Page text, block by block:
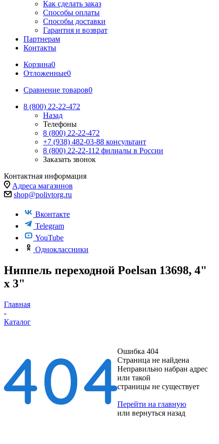
Как сделать заказ
Способы оплаты
Способы доставки
Гарантия и возврат
Партнерам
Контакты
Корзина0
Отложенные0
Сравнение товаров0
8 (800) 22-22-472
Назад
Телефоны
8 (800) 22-22-472
+7 (938) 482-03-88 консультант
8 (800) 22-22-112 филиалы в России
Заказать звонок
Контактная информация
Адреса магазинов
shop@polivtorg.ru
Вконтакте
Telegram
YouTube
Одноклассники
Ниппель переходной Poelsan 13698, 4"
х 3"
Главная
-
Каталог
Ошибка 404
Страница не найдена
Неправильно набран адрес
или такой
страницы не существует
Перейти на главную
или вернуться назад